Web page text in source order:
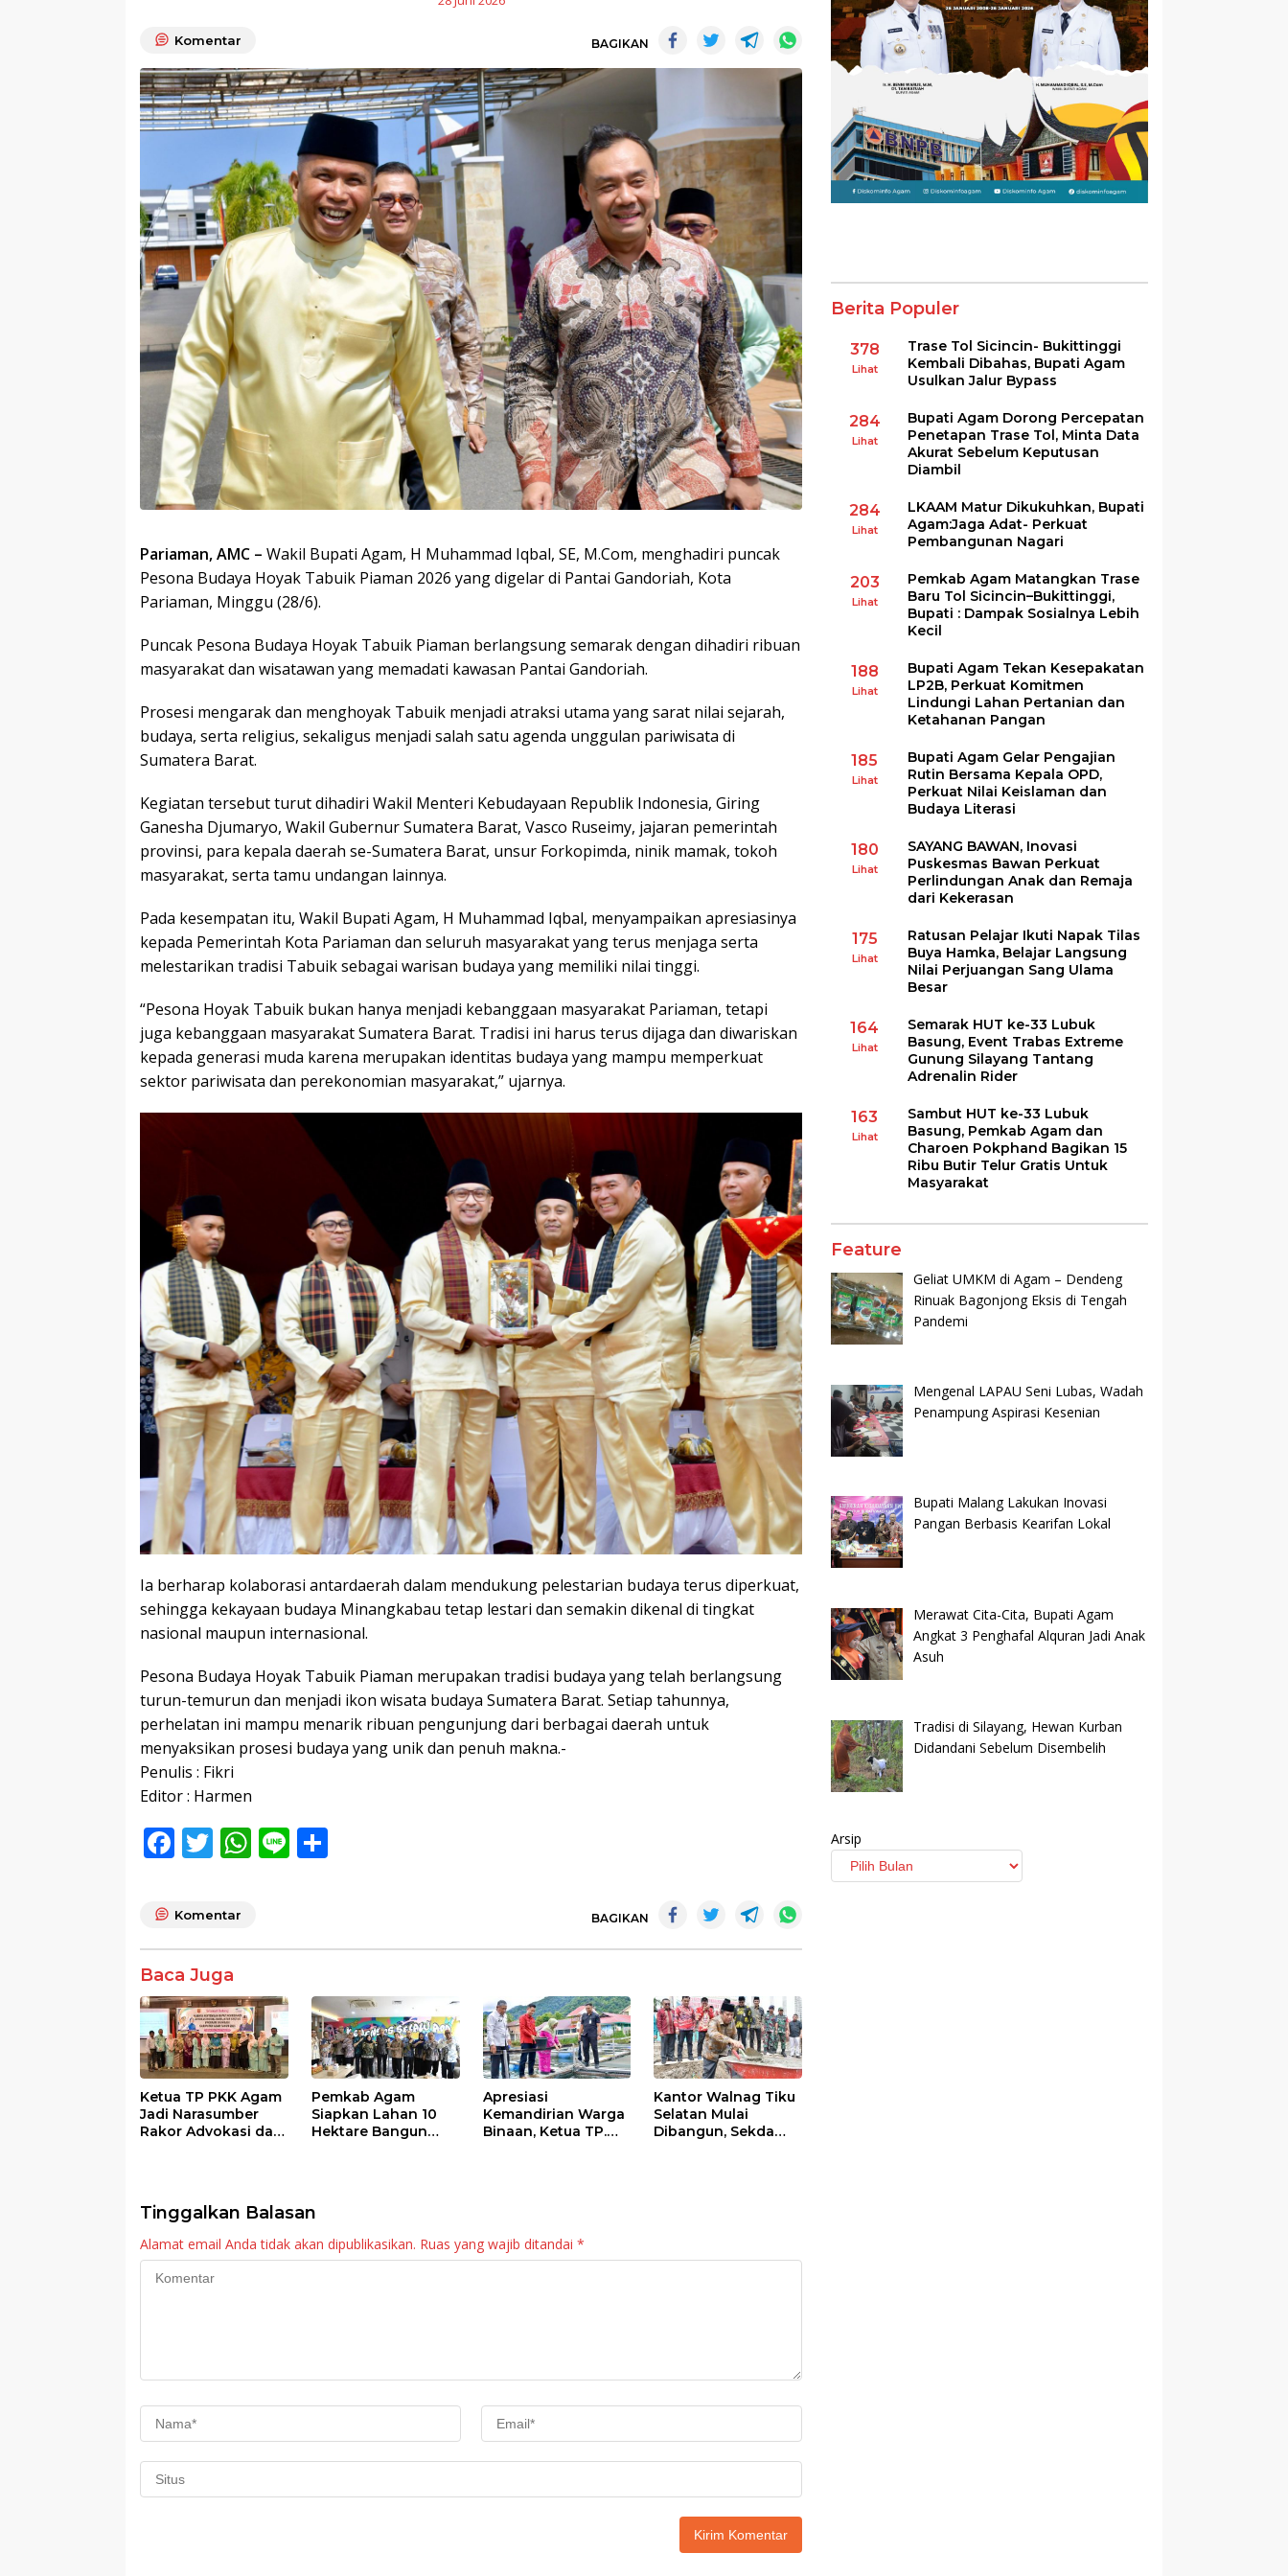
Komentar BAGIKAN
Pariaman, AMC – Wakil Bupati Agam, H Muhammad Iqbal, SE, M.Com, menghadiri puncak
Pesona Budaya Hoyak Tabuik Piaman 2026 yang digelar di Pantai Gandoriah, Kota
Pariaman, Minggu (28/6).
Puncak Pesona Budaya Hoyak Tabuik Piaman berlangsung semarak dengan dihadiri ribuan
masyarakat dan wisatawan yang memadati kawasan Pantai Gandoriah.
Prosesi mengarak dan menghoyak Tabuik menjadi atraksi utama yang sarat nilai sejarah,
budaya, serta religius, sekaligus menjadi salah satu agenda unggulan pariwisata di
Sumatera Barat.
Kegiatan tersebut turut dihadiri Wakil Menteri Kebudayaan Republik Indonesia, Giring
Ganesha Djumaryo, Wakil Gubernur Sumatera Barat, Vasco Ruseimy, jajaran pemerintah
provinsi, para kepala daerah se-Sumatera Barat, unsur Forkopimda, ninik mamak, tokoh
masyarakat, serta tamu undangan lainnya.
Pada kesempatan itu, Wakil Bupati Agam, H Muhammad Iqbal, menyampaikan apresiasinya
kepada Pemerintah Kota Pariaman dan seluruh masyarakat yang terus menjaga serta
melestarikan tradisi Tabuik sebagai warisan budaya yang memiliki nilai tinggi.
“Pesona Hoyak Tabuik bukan hanya menjadi kebanggaan masyarakat Pariaman, tetapi
juga kebanggaan masyarakat Sumatera Barat. Tradisi ini harus terus dijaga dan diwariskan
kepada generasi muda karena merupakan identitas budaya yang mampu memperkuat
sektor pariwisata dan perekonomian masyarakat,” ujarnya.
Ia berharap kolaborasi antardaerah dalam mendukung pelestarian budaya terus diperkuat,
sehingga kekayaan budaya Minangkabau tetap lestari dan semakin dikenal di tingkat
nasional maupun internasional.
Pesona Budaya Hoyak Tabuik Piaman merupakan tradisi budaya yang telah berlangsung
turun-temurun dan menjadi ikon wisata budaya Sumatera Barat. Setiap tahunnya,
perhelatan ini mampu menarik ribuan pengunjung dari berbagai daerah untuk
menyaksikan prosesi budaya yang unik dan penuh makna.-
Penulis : Fikri
Editor : Harmen
F
e
o
o
k
T
itt
W
p
p
Li
Komentar BAGIKAN
Baca Juga
Ketua TP PKK Agam
Jadi Narasumber
Rakor Advokasi dan
Pemkab Agam
Siapkan Lahan 10
Hektare Bangun
Apresiasi
Kemandirian Warga
Binaan, Ketua TP.
Kantor Walnag Tiku
Selatan Mulai
Dibangun, Sekda
Tinggalkan Balasan
Alamat email Anda tidak akan dipublikasikan. Ruas yang wajib ditandai *
Berita Populer
378
Lihat
Trase Tol Sicincin- Bukittinggi
Kembali Dibahas, Bupati Agam
Usulkan Jalur Bypass
284
Lihat
Bupati Agam Dorong Percepatan
Penetapan Trase Tol, Minta Data
Akurat Sebelum Keputusan
Diambil
284
Lihat
LKAAM Matur Dikukuhkan, Bupati
Agam:Jaga Adat- Perkuat
Pembangunan Nagari
203
Lihat
Pemkab Agam Matangkan Trase
Baru Tol Sicincin–Bukittinggi,
Bupati : Dampak Sosialnya Lebih
Kecil
188
Lihat
Bupati Agam Tekan Kesepakatan
LP2B, Perkuat Komitmen
Lindungi Lahan Pertanian dan
Ketahanan Pangan
185
Lihat
Bupati Agam Gelar Pengajian
Rutin Bersama Kepala OPD,
Perkuat Nilai Keislaman dan
Budaya Literasi
180
Lihat
SAYANG BAWAN, Inovasi
Puskesmas Bawan Perkuat
Perlindungan Anak dan Remaja
dari Kekerasan
175
Lihat
Ratusan Pelajar Ikuti Napak Tilas
Buya Hamka, Belajar Langsung
Nilai Perjuangan Sang Ulama
Besar
164
Lihat
Semarak HUT ke-33 Lubuk
Basung, Event Trabas Extreme
Gunung Silayang Tantang
Adrenalin Rider
163
Lihat
Sambut HUT ke-33 Lubuk
Basung, Pemkab Agam dan
Charoen Pokphand Bagikan 15
Ribu Butir Telur Gratis Untuk
Masyarakat
Feature
Geliat UMKM di Agam – Dendeng
Rinuak Bagonjong Eksis di Tengah
Pandemi
Mengenal LAPAU Seni Lubas, Wadah
Penampung Aspirasi Kesenian
Bupati Malang Lakukan Inovasi
Pangan Berbasis Kearifan Lokal
Merawat Cita-Cita, Bupati Agam
Angkat 3 Penghafal Alquran Jadi Anak
Asuh
Tradisi di Silayang, Hewan Kurban
Didandani Sebelum Disembelih
Arsip